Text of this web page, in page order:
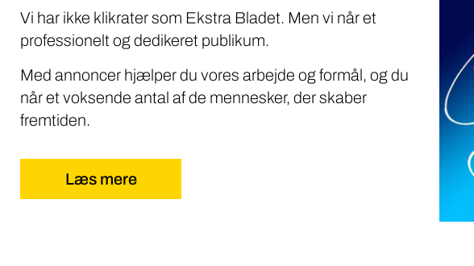
Vi har ikke klikrater som Ekstra Bladet. Men vi når et
professionelt og dedikeret publikum.
Med annoncer hjælper du vores arbejde og formål, og du
når et voksende antal af de mennesker, der skaber
fremtiden.
Læs mere